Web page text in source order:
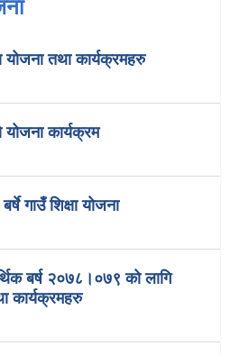
तथा कार्यक्रमहरु
कार्यक्रम
गाउँ शिक्षा योजना
बर्ष २०७८।०७९ को लागि
कार्यक्रमहरु